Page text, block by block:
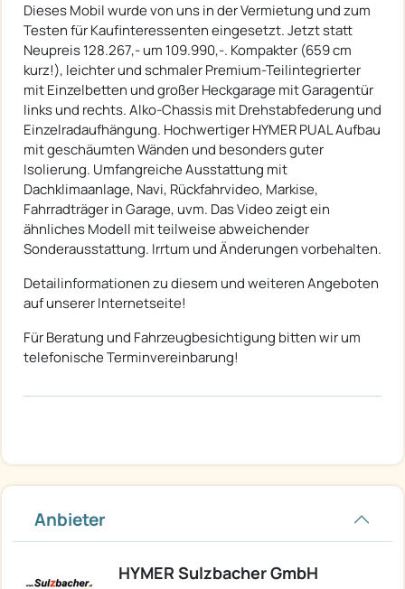
Dieses Mobil wurde von uns in der Vermietung und zum
Testen für Kaufinteressenten eingesetzt. Jetzt statt
Neupreis 128.267,- um 109.990,-. Kompakter (659 cm
kurz!), leichter und schmaler Premium-Teilintegrierter
mit Einzelbetten und großer Heckgarage mit Garagentür
links und rechts. Alko-Chassis mit Drehstabfederung und
Einzelradaufhängung. Hochwertiger HYMER PUAL Aufbau
mit geschäumten Wänden und besonders guter
Isolierung. Umfangreiche Ausstattung mit
Dachklimaanlage, Navi, Rückfahrvideo, Markise,
Fahrradträger in Garage, uvm. Das Video zeigt ein
ähnliches Modell mit teilweise abweichender
Sonderausstattung. Irrtum und Änderungen vorbehalten.
Detailinformationen zu diesem und weiteren Angeboten
auf unserer Internetseite!
Für Beratung und Fahrzeugbesichtigung bitten wir um
telefonische Terminvereinbarung!
Anbieter
HYMER Sulzbacher GmbH